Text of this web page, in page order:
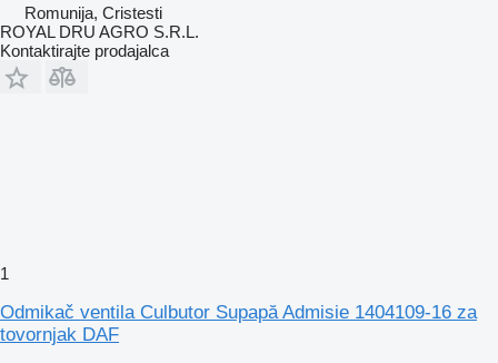
Romunija, Cristesti
ROYAL DRU AGRO S.R.L.
Kontaktirajte prodajalca
1
Odmikač ventila Culbutor Supapă Admisie 1404109-16 za
tovornjak DAF